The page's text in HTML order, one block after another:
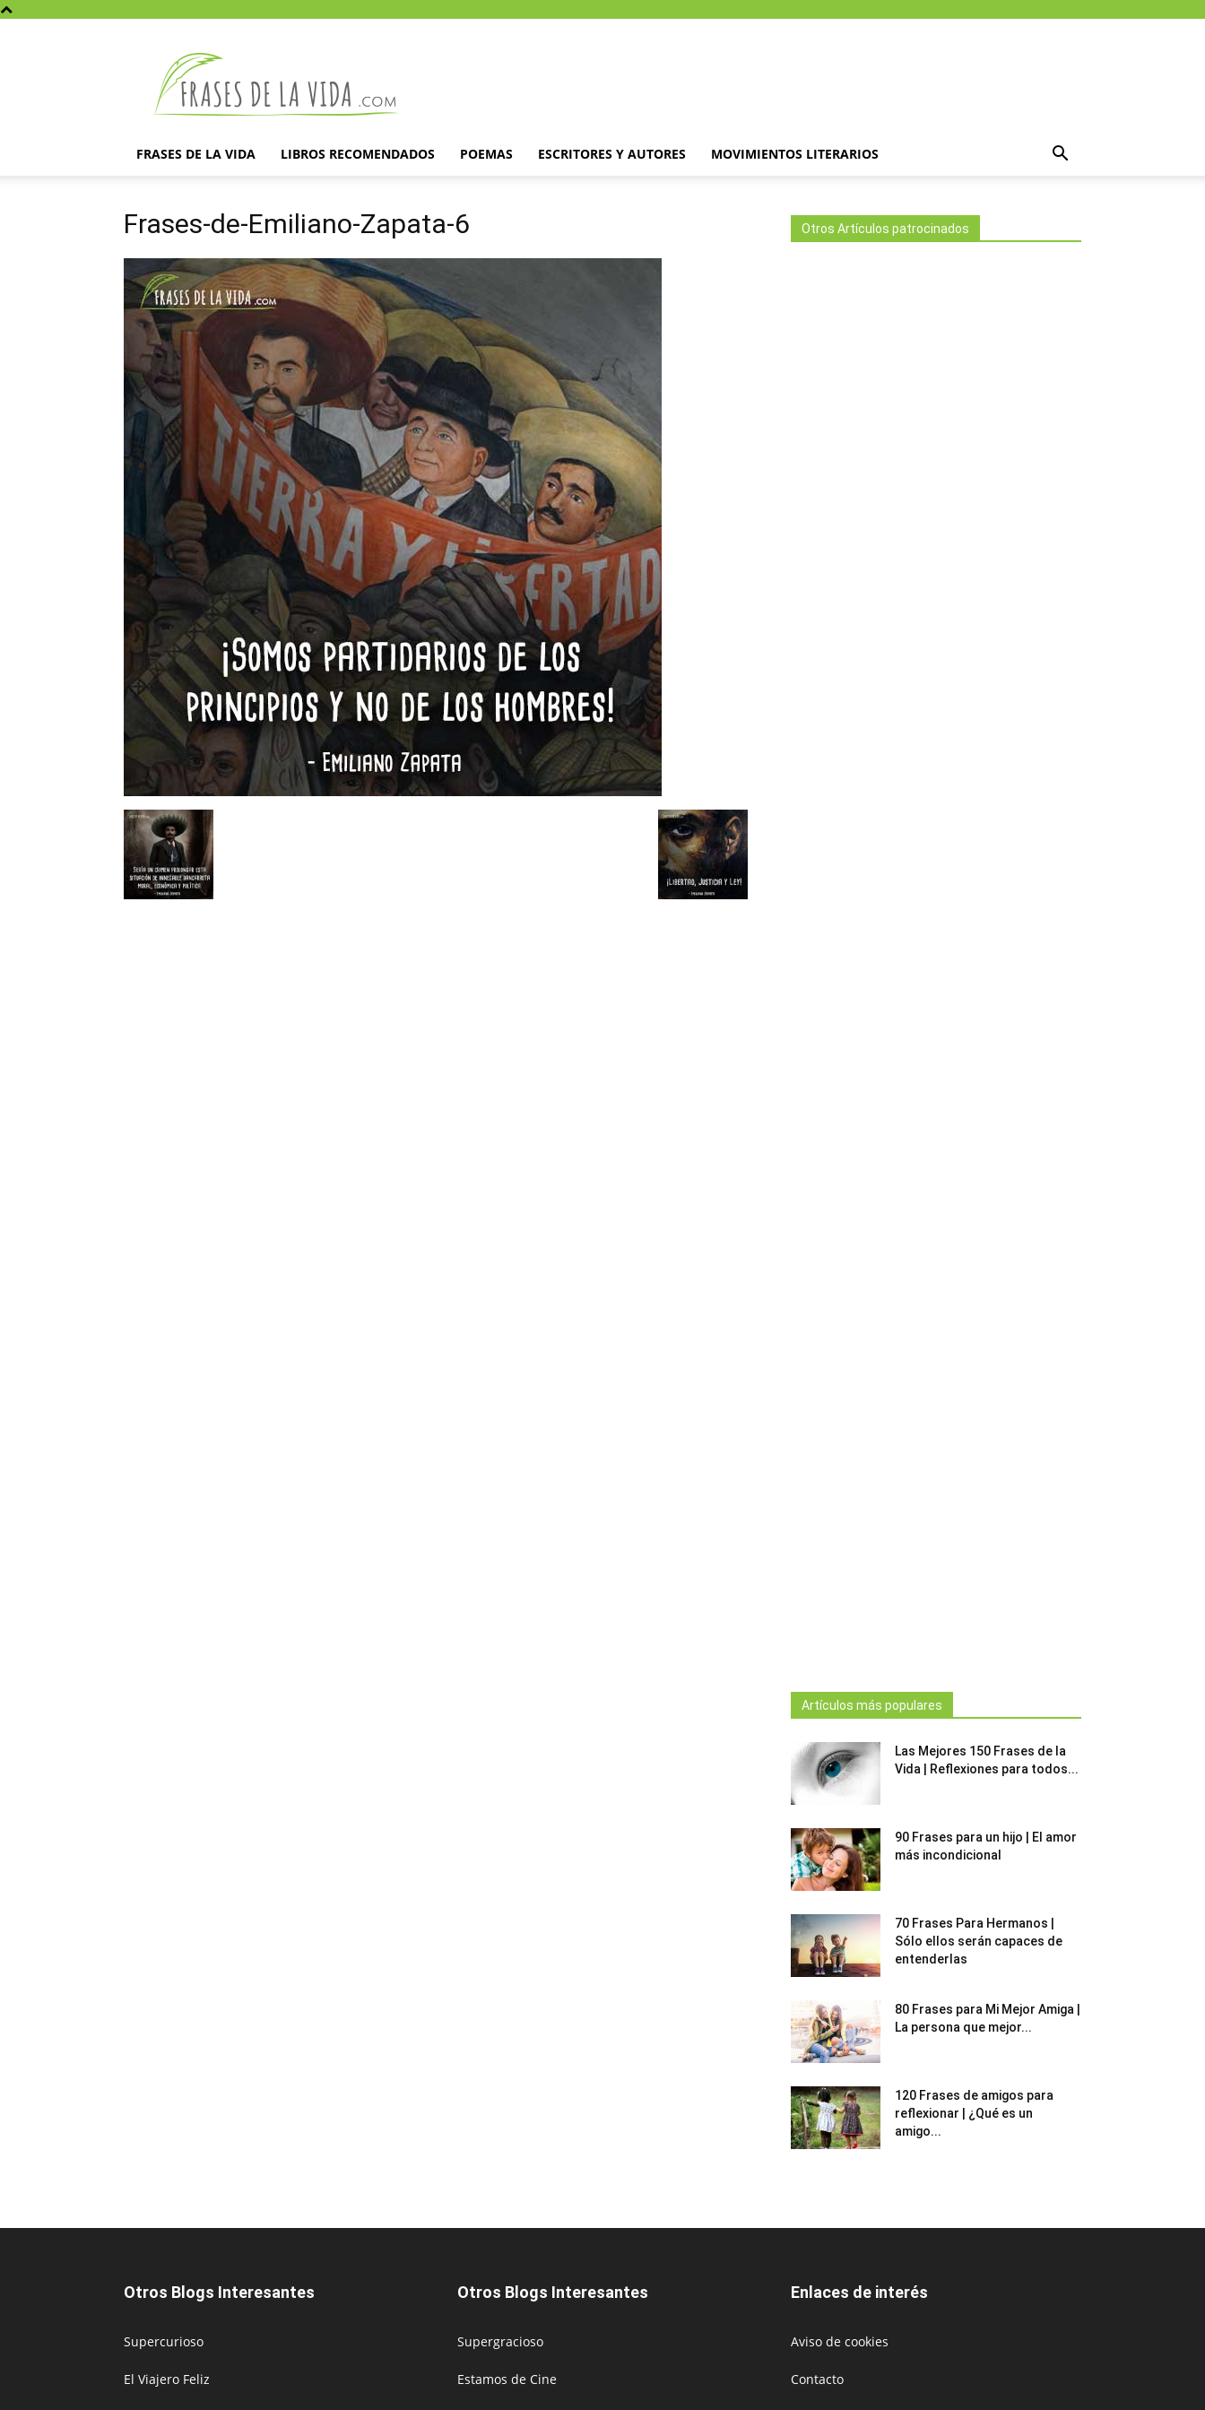
la
vida
FRASES DE LA VIDA LIBROS RECOMENDADOS POEMAS ESCRITORES Y AUTORES MOVIMIENTOS LITERARIOS
Frases-de-Emiliano-Zapata-6 Otros Artículos patrocinados
Artículos más populares
Las Mejores 150 Frases de la
Vida | Reflexiones para todos...
90 Frases para un hijo | El amor
más incondicional
70 Frases Para Hermanos |
Sólo ellos serán capaces de
entenderlas
80 Frases para Mi Mejor Amiga |
La persona que mejor...
120 Frases de amigos para
reflexionar | ¿Qué es un
amigo...
Otros Blogs Interesantes
Supercurioso
El Viajero Feliz
Otros Blogs Interesantes
Supergracioso
Estamos de Cine
Enlaces de interés
Aviso de cookies
Contacto